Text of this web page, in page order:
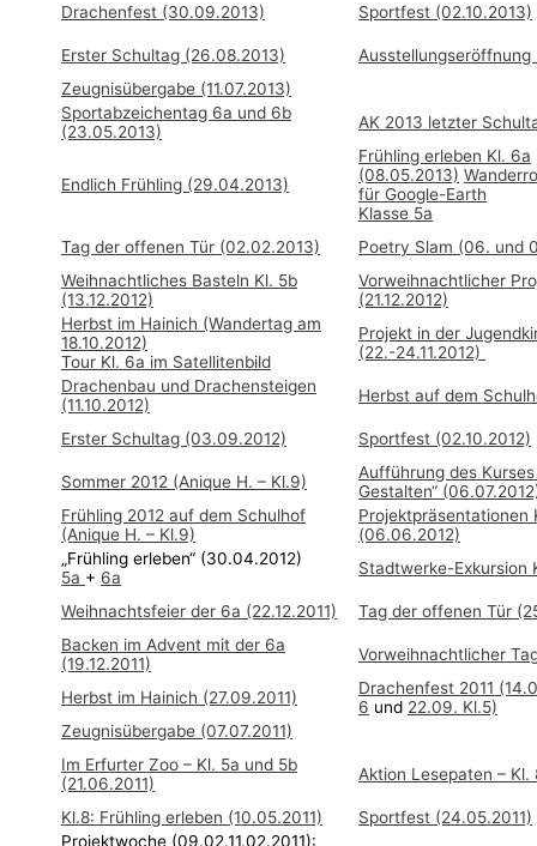
Drachenfest (30.09.2013)
Sportfest (02.10.2013)
Erster Schultag (26.08.2013)
Ausstellungseröffnung
Zeugnisübergabe (11.07.2013)
Sportabzeichentag 6a und 6b
(23.05.2013)
AK 2013 letzter
Endlich Frühling (29.04.2013)
Frühling erleben Kl. 6a
(08.05.2013)
für Google-Earth
Klasse 5a
Tag der offenen Tür (02.02.2013)
Poetry Slam (06. und
Weihnachtliches Basteln Kl. 5b
(13.12.2012)
Vorweihnachtlicher
(21.12.2012)
Herbst im Hainich (Wandertag am
18.10.2012)
Tour Kl. 6a im Satellitenbild
Projekt in der
(22.-24.11.2012)
Drachenbau und Drachensteigen
(11.10.2012)
Herbst auf dem
Erster Schultag (03.09.2012) Sportfest (02.10.2012)
Sommer 2012 (Anique H. – Kl.9)
Aufführung des
Gestalten“
Frühling 2012 auf dem Schulhof
(Anique H. – Kl.9)
Projektpräsentationen
(06.06.2012)
„Frühling erleben“ (30.04.2012)
5a + 6a Stadtwerke-Exkursion
Weihnachtsfeier der 6a (22.12.2011)
Tag der offenen Tür
Backen im Advent mit der 6a
(19.12.2011)
Vorweihnachtlicher
Herbst im Hainich (27.09.2011)
Drachenfest 2011
6 und 22.09. Kl.5)
Zeugnisübergabe (07.07.2011)
Im Erfurter Zoo – Kl. 5a und 5b
(21.06.2011)
Aktion Lesepaten – Kl.
Kl.8: Frühling erleben (10.05.2011)
Sportfest (24.05.2011)
Projektwoche (09.02.11.02.2011):